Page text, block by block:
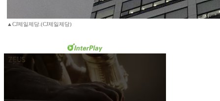
▲CJ제일제당.(CJ제일제당)